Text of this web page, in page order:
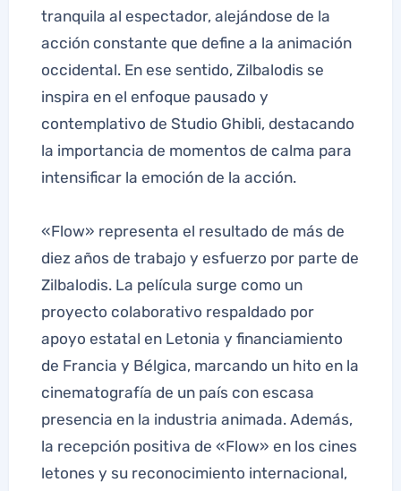
tranquila al espectador, alejándose de la
acción constante que define a la animación
occidental. En ese sentido, Zilbalodis se
inspira en el enfoque pausado y
contemplativo de Studio Ghibli, destacando
la importancia de momentos de calma para
intensificar la emoción de la acción.
«Flow» representa el resultado de más de
diez años de trabajo y esfuerzo por parte de
Zilbalodis. La película surge como un
proyecto colaborativo respaldado por
apoyo estatal en Letonia y financiamiento
de Francia y Bélgica, marcando un hito en la
cinematografía de un país con escasa
presencia en la industria animada. Además,
la recepción positiva de «Flow» en los cines
letones y su reconocimiento internacional,